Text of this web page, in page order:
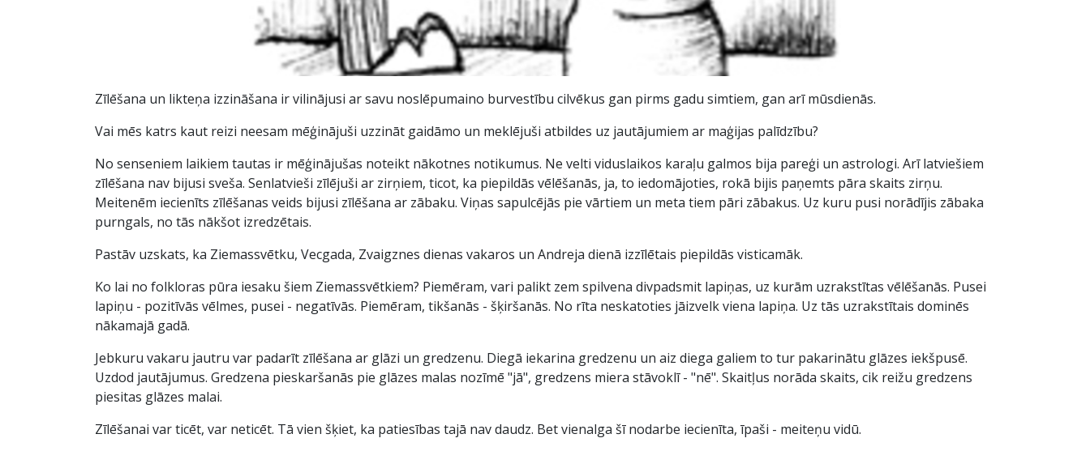
Zīlēšana un likteņa izzināšana ir vilinājusi ar savu noslēpumaino burvestību cilvēkus gan pirms gadu simtiem, gan arī mūsdienās.
Vai mēs katrs kaut reizi neesam mēģinājuši uzzināt gaidāmo un meklējuši atbildes uz jautājumiem ar maģijas palīdzību?
No senseniem laikiem tautas ir mēģinājušas noteikt nākotnes notikumus. Ne velti viduslaikos karaļu galmos bija pareģi un astrologi. Arī latviešiem
zīlēšana nav bijusi sveša. Senlatvieši zīlējuši ar zirņiem, ticot, ka piepildās vēlēšanās, ja, to iedomājoties, rokā bijis paņemts pāra skaits zirņu.
Meitenēm iecienīts zīlēšanas veids bijusi zīlēšana ar zābaku. Viņas sapulcējās pie vārtiem un meta tiem pāri zābakus. Uz kuru pusi norādījis zābaka
purngals, no tās nākšot izredzētais.
Pastāv uzskats, ka Ziemassvētku, Vecgada, Zvaigznes dienas vakaros un Andreja dienā izzīlētais piepildās visticamāk.
Ko lai no folkloras pūra iesaku šiem Ziemassvētkiem? Piemēram, vari palikt zem spilvena divpadsmit lapiņas, uz kurām uzrakstītas vēlēšanās. Pusei
lapiņu - pozitīvās vēlmes, pusei - negatīvās. Piemēram, tikšanās - šķiršanās. No rīta neskatoties jāizvelk viena lapiņa. Uz tās uzrakstītais dominēs
nākamajā gadā.
Jebkuru vakaru jautru var padarīt zīlēšana ar glāzi un gredzenu. Diegā iekarina gredzenu un aiz diega galiem to tur pakarinātu glāzes iekšpusē.
Uzdod jautājumus. Gredzena pieskaršanās pie glāzes malas nozīmē "jā", gredzens miera stāvoklī - "nē". Skaitļus norāda skaits, cik reižu gredzens
piesitas glāzes malai.
Zīlēšanai var ticēt, var neticēt. Tā vien šķiet, ka patiesības tajā nav daudz. Bet vienalga šī nodarbe iecienīta, īpaši - meiteņu vidū.